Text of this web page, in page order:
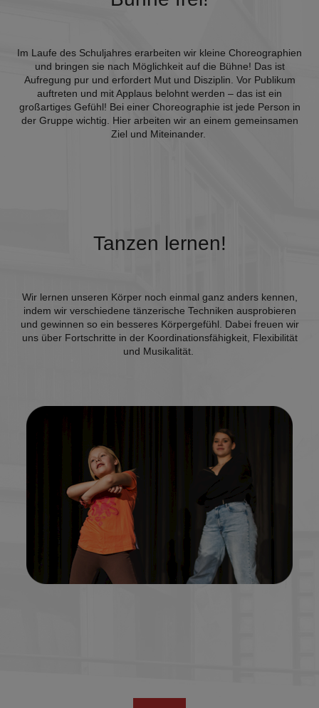
Im Laufe des Schuljahres erarbeiten wir kleine Choreographien
und bringen sie nach Möglichkeit auf die Bühne! Das ist
Aufregung pur und erfordert Mut und Disziplin. Vor Publikum
auftreten und mit Applaus belohnt werden – das ist ein
großartiges Gefühl! Bei einer Choreographie ist jede Person in
der Gruppe wichtig. Hier arbeiten wir an einem gemeinsamen
Ziel und Miteinander.
Tanzen lernen!
Wir lernen unseren Körper noch einmal ganz anders kennen,
indem wir verschiedene tänzerische Techniken ausprobieren
und gewinnen so ein besseres Körpergefühl. Dabei freuen wir
uns über Fortschritte in der Koordinationsfähigkeit, Flexibilität
und Musikalität.